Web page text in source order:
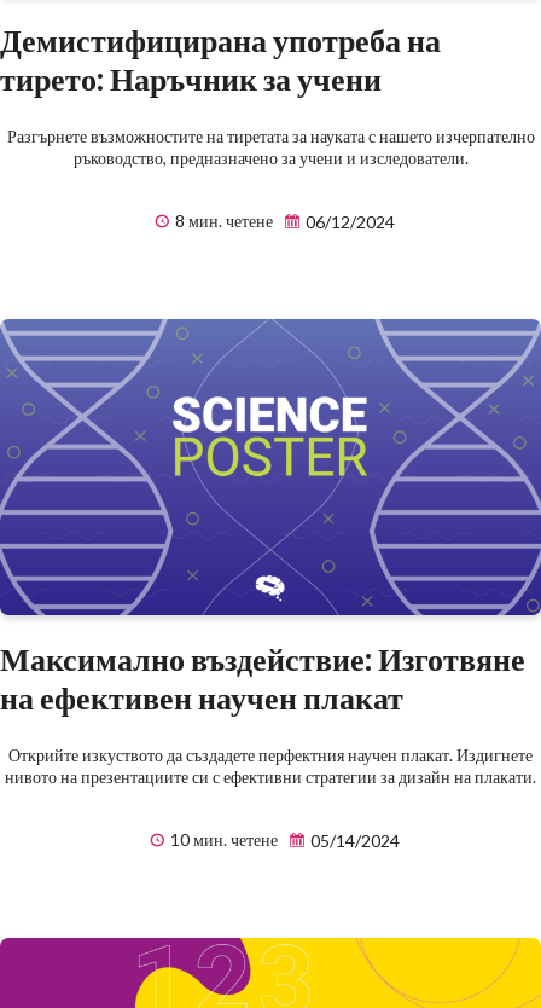
Демистифицирана употреба на
тирето: Наръчник за учени
Разгърнете възможностите на тиретата за науката с нашето изчерпателно
ръководство, предназначено за учени и изследователи.
8 мин. четене 06/12/2024
Максимално въздействие: Изготвяне
на ефективен научен плакат
Открийте изкуството да създадете перфектния научен плакат. Издигнете
нивото на презентациите си с ефективни стратегии за дизайн на плакати.
10 мин. четене 05/14/2024